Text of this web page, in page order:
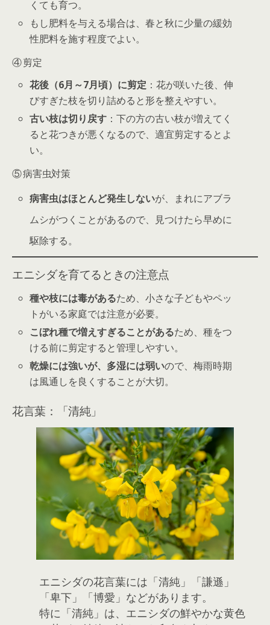
くても育つ。
もし肥料を与える場合は、春と秋に少量の緩効
性肥料を施す程度でよい。
④ 剪定
花後（6月～7月頃）に剪定 ：花が咲いた後、伸
びすぎた枝を切り詰めると形を整えやすい。
古い枝は切り戻す ：下の方の古い枝が増えてく
ると花つきが悪くなるので、適宜剪定するとよ
い。
⑤ 病害虫対策
病害虫はほとんど発生しないが、まれにアブラ
ムシがつくことがあるので、見つけたら早めに
駆除する。
エニシダを育てるときの注意点
種や枝には毒があるため、小さな子どもやペッ
トがいる家庭では注意が必要。
こぼれ種で増えすぎることがあるため、種をつ
ける前に剪定すると管理しやすい。
乾燥には強いが、多湿には弱いので、梅雨時期
は風通しを良くすることが大切。
花言葉：「清純」
エニシダの花言葉には「清純」「謙遜」
「卑下」「博愛」などがあります。
特に「清純」は、エニシダの鮮やかな黄色